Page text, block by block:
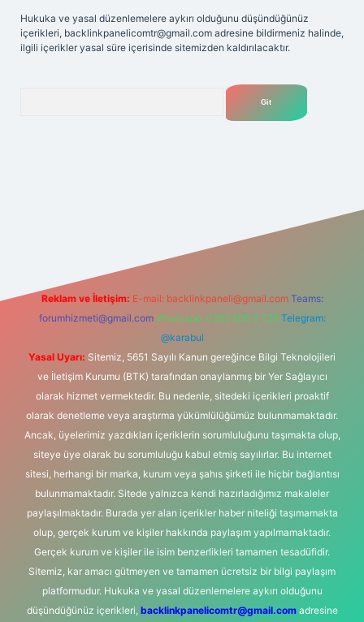
Hukuka ve yasal düzenlemelere aykırı olduğunu düşündüğünüz
içerikleri, backlinkpanelicomtr@gmail.com adresine bildirmeniz halinde,
ilgili içerikler yasal süre içerisinde sitemizden kaldırılacaktır.
Reklam ve İletişim: E-mail: backlinkpaneli@gmail.com Teams:
forumhizmeti@gmail.com Whatsapp: 0262 606 0 726 Telegram:
@karabul
Yasal Uyarı: Sitemiz, 5651 Sayılı Kanun gereğince Bilgi Teknolojileri
ve İletişim Kurumu (BTK) tarafından onaylanmış bir Yer Sağlayıcı
olarak hizmet vermektedir. Bu nedenle, sitedeki içerikleri proaktif
olarak denetleme veya araştırma yükümlülüğümüz bulunmamaktadır.
Ancak, üyelerimiz yazdıkları içeriklerin sorumluluğunu taşımakta olup,
siteye üye olarak bu sorumluluğu kabul etmiş sayılırlar. Bu internet
sitesi, herhangi bir marka, kurum veya şahıs şirketi ile hiçbir bağlantısı
bulunmamaktadır. Sitede yalnızca kendi hazırladığımız makaleler
paylaşılmaktadır. Burada yer alan içerikler haber niteliği taşımamakta
olup, gerçek kurum ve kişiler hakkında paylaşım yapılmamaktadır.
Gerçek kurum ve kişiler ile isim benzerlikleri tamamen tesadüfidir.
Sitemiz, kar amacı gütmeyen ve tamamen ücretsiz bir bilgi paylaşım
platformudur. Hukuka ve yasal düzenlemelere aykırı olduğunu
düşündüğünüz içerikleri, backlinkpanelicomtr@gmail.comadresine